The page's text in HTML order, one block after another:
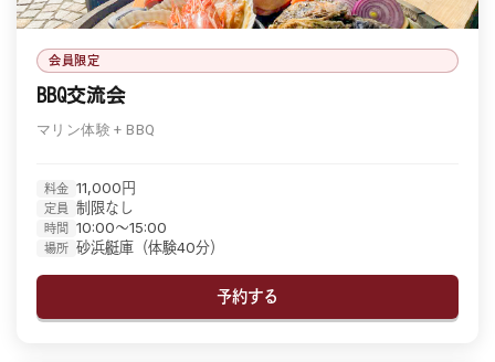
会員限定
BBQ交流会
マリン体験 + BBQ
料金 11,000円
定員 制限なし
時間 10:00〜15:00
場所 砂浜艇庫（体験40分）
予約する